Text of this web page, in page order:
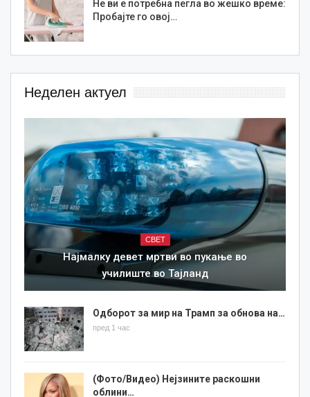
Не ви е потребна пегла во жешко време:
Пробајте го овој…
Неделен актуел
СВЕТ
Најмалку девет мртви во пукање во
училиште во Тајланд
Одборот за мир на Трамп за обнова на…
пред 1 час
(Фото/Видео) Нејзините раскошни
облини…